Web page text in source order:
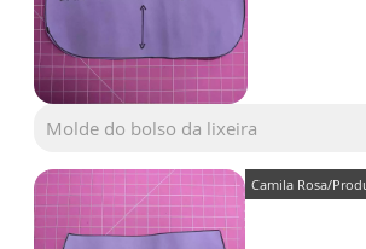
Molde do bolso da lixeira
Camila Rosa/